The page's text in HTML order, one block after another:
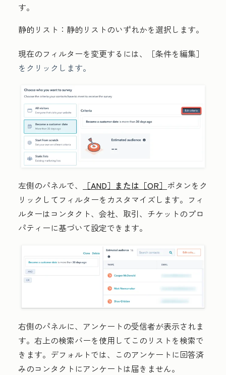
す。
静的リスト： 静的リストのいずれかを選択します。
現在のフィルターを変更するには、［条件を編集］
をクリックします。
左側のパネルで、 ［AND］または［OR］ ボタンをク
リックしてフィルターをカスタマイズします。フィ
ルターはコンタクト、会社、取引、チケットのプロ
パティーに基づいて設定できます。
右側のパネルに、アンケートの受信者が表示されま
す。右上の検索バーを使用してこのリストを検索で
きます。デフォルトでは、このアンケートに回答済
みのコンタクトにアンケートは届きません。